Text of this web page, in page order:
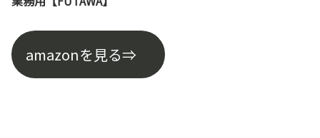
amazonを見る⇒